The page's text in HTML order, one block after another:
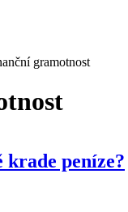
gramotnost
peníze?